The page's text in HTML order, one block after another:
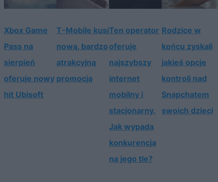
Xbox Game
Pass na
sierpień
oferuje nowy
hit Ubisoft
T-Mobile kusi
nową, bardzo
atrakcyjną
promocją
Ten operator
oferuje
najszybszy
internet
mobilny i
stacjonarny.
Jak wypada
konkurencja
na jego tle?
Rodzice w
końcu zyskali
jakieś opcje
kontroli nad
Snapchatem
swoich dzieci